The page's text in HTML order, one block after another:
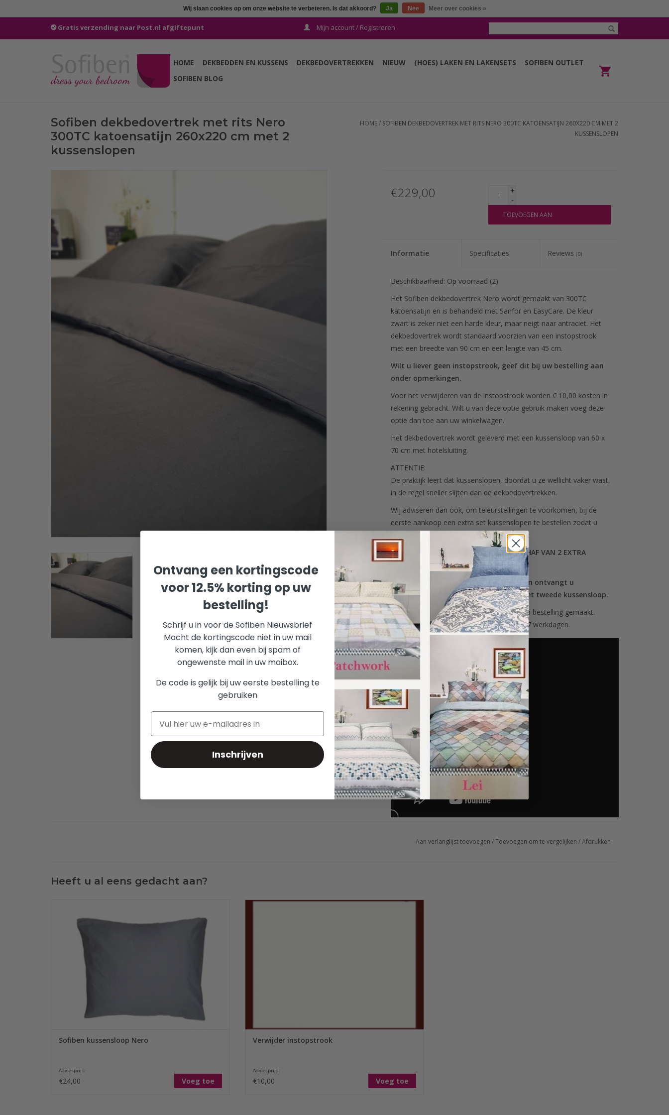
Gratis verzending naar Post.nl afgiftepunt Mijn account / Registreren
HOME DEKBEDDEN EN KUSSENS DEKBEDOVERTREKKEN NIEUW (HOES) LAKEN EN LAKENSETS
SOFIBEN OUTLET
SOFIBEN BLOG
Sofiben dekbedovertrek met rits Nero
300TC katoensatijn 260x220 cm met 2
kussenslopen
HOME/ SOFIBEN DEKBEDOVERTREK MET RITS NERO 300TC KATOENSATIJN 260X220 CM MET 2
KUSSENSLOPEN
€229,00
+
-
TOEVOEGEN AAN
Informatie Specificaties Reviews(0)
Beschikbaarheid: Op voorraad (2)
Het Sofiben dekbedovertrek Nero wordt gemaakt van 300TC
katoensatijn en is behandeld met Sanfor en EasyCare. De kleur
zwart is zeker niet een harde kleur, maar neigt naar antraciet. Het
dekbedovertrek wordt standaard voorzien van een instopstrook
met een breedte van 90 cm en een lengte van 45 cm.
Wilt u liever geen instopstrook, geef dit bij uw bestelling aan
onder opmerkingen.
Voor het verwijderen van de instopstrook worden € 10,00 kosten in
rekening gebracht. Wilt u van deze optie gebruik maken voeg deze
optie dan toe aan uw winkelwagen.
Het dekbedovertrek wordt geleverd met een kussensloop van 60 x
70 cm met hotelsluiting.
ATTENTIE:
De praktijk leert dat kussenslopen, doordat u ze wellicht vaker wast,
in de regel sneller slijten dan de dekbedovertrekken.
Wij adviseren dan ook, om teleurstellingen te voorkomen, bij de
eerste aankoop een extra set kussenslopen te bestellen zodat u
langer kunt genieten van een complete set.
ATTENTIE: EXTRA VOORDEEL BIJ AANSCHAF VAN 2 EXTRA
KUSSENSLOPEN.
Bij de aankoop van 2 extra kussenslopen ontvangt u
automatisch een korting van 20% op het tweede kussensloop.
Dekbedovertrekken in dit dessin worden op bestelling gemaakt.
Houd u rekening met een levertijd van 5 – 7 werkdagen.
Aan verlanglijst toevoegen /Toevoegen om te vergelijken /Afdrukken
Heeft u al eens gedacht aan?
praktijk blijkt dat kussenslopen sneller slijten dan de
overtrekken. Sofiben adviseert bij de eerste aankoop een
Sofiben kussensloop Nero
Adviesprijs:
€24,00 Voeg toe
Een Sofiben dekbedovertrek wordt standaard geleverd met
Verwijder instopstrook
Adviesprijs:
€10,00 Voeg toe
Wij slaan cookies op om onze website te verbeteren. Is dat akkoord? Ja Nee Meer over cookies »
Ontvang een kortingscode
voor 12.5% korting op uw
bestelling!
Schrijf u in voor de Sofiben Nieuwsbrief
Mocht de kortingscode niet in uw mail
komen, kijk dan even bij spam of
ongewenste mail in uw maibox.
De code is gelijk bij uw eerste bestelling te
gebruiken
Inschrijven